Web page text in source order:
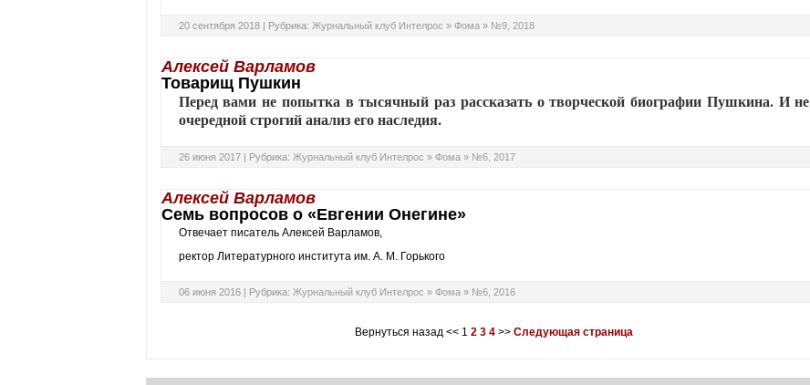
20 сентября 2018 | Рубрика: Журнальный клуб Интелрос » Фома» №9, 2018
Алексей Варламов
Товарищ Пушкин
Перед вами не попытка в тысячный раз рассказать о творческой биографии Пушкина. И не
очередной строгий анализ его наследия.
26 июня 2017 | Рубрика: Журнальный клуб Интелрос » Фома» №6, 2017
Алексей Варламов
Семь вопросов о «Евгении Онегине»
Отвечает писатель Алексей Варламов,
ректор Литературного института им. А. М. Горького
06 июня 2016 | Рубрика: Журнальный клуб Интелрос » Фома» №6, 2016
Вернуться назад << 1 2 3 4 >> Следующая страница